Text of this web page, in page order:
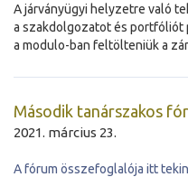
A járványügyi helyzetre való
a szakdolgozatot és portfóliót
a modulo-ban feltölteniük a
Második tanárszakos
2021. március 23.
A fórum összefoglalója itt